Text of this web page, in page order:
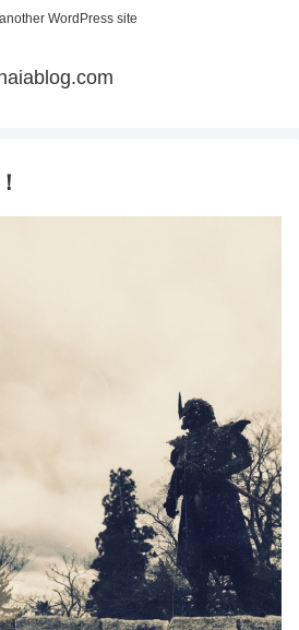
WordPress site